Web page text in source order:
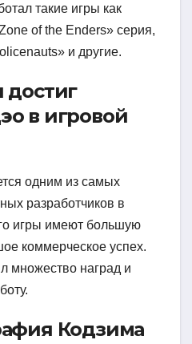
такие игры как
of the Enders» серия,
и другие.
достиг
в игровой
одним из самых
разработчиков в
игры имеют большую
коммерческое успех.
множество наград и
Кодзима